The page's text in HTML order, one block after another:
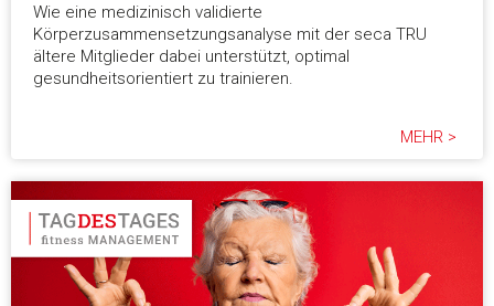
Wie eine medizinisch validierte
Körperzusammensetzungsanalyse mit der seca TRU
ältere Mitglieder dabei unterstützt, optimal
gesundheitsorientiert zu trainieren.
MEHR >